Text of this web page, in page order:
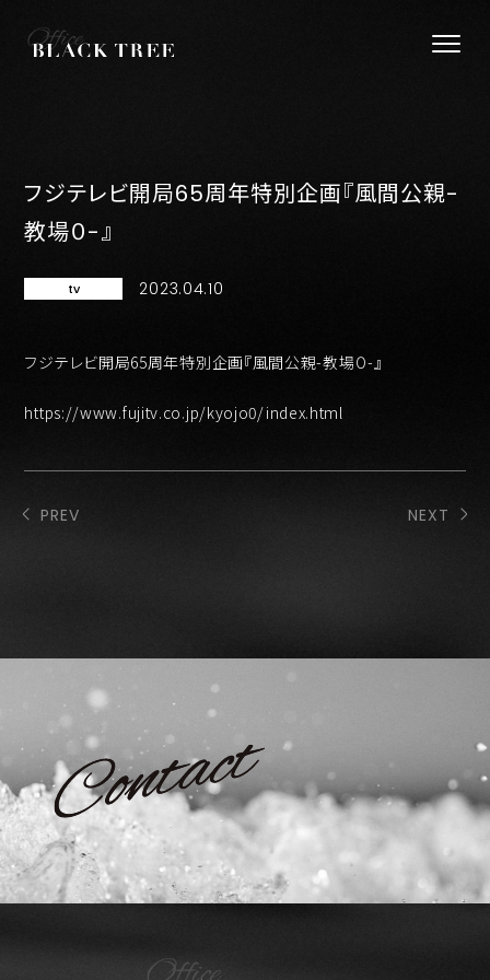
フジテレビ開局65周年特別企画『風間公親-
教場０-』
tv 2023.04.10
フジテレビ開局65周年特別企画『風間公親-教場０-』
https://www.fujitv.co.jp/kyojo0/index.html
PREV NEXT